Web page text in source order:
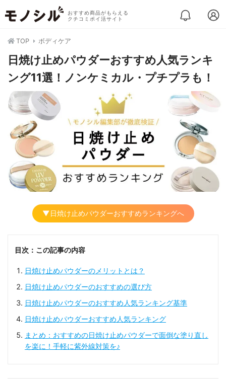
おすすめ商品がもらえる
クチコミポイ活サイト
TOP ボディケア
日焼け止めパウダーおすすめ人気ランキ
ング11選！ノンケミカル・プチプラも！
▼日焼け止めパウダーおすすめランキングへ
目次：この記事の内容
日焼け止めパウダーのメリットとは？
日焼け止めパウダーのおすすめの選び方
日焼け止めパウダーのおすすめ人気ランキング基準
日焼け止めパウダーおすすめ人気ランキング
まとめ：おすすめの日焼け止めパウダーで面倒な塗り直し
を楽に！手軽に紫外線対策を♪